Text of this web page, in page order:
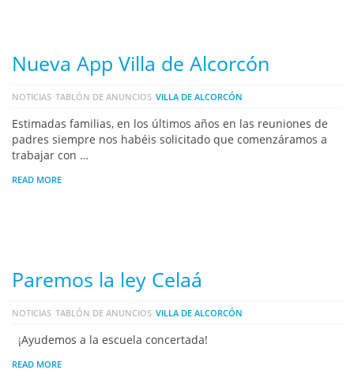
Nueva App Villa de Alcorcón
NOTICIAS TABLÓN DE ANUNCIOS VILLA DE ALCORCÓN
Estimadas familias, en los últimos años en las reuniones de
padres siempre nos habéis solicitado que comenzáramos a
trabajar con …
READ MORE
Paremos la ley Celaá
NOTICIAS TABLÓN DE ANUNCIOS VILLA DE ALCORCÓN
¡Ayudemos a la escuela concertada!
READ MORE